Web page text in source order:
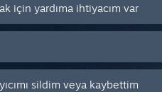
için yardıma ihtiyacım var
sildim veya kaybettim